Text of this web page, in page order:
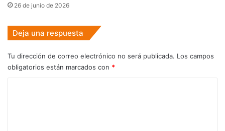
26 de junio de 2026
Deja una respuesta
Tu dirección de correo electrónico no será publicada. Los campos
obligatorios están marcados con *